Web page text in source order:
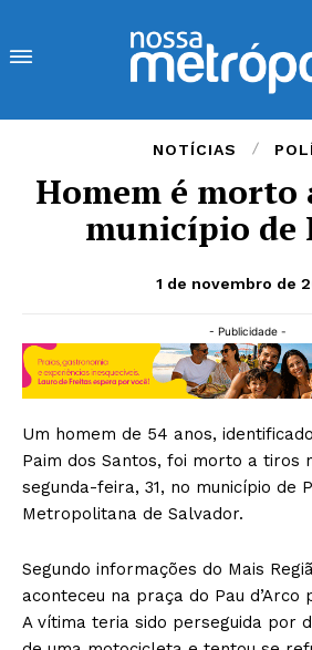
NOTÍCIAS
Homem é morto
município de
1 de novembro de
- Publicidade -
Um homem de 54 anos,
Paim dos Santos, foi morto a tiros
segunda-feira, 31, no município de
Metropolitana de Salvador.
Segundo informações do Mais
aconteceu na praça do Pau d’Arco
A vítima teria sido perseguida por